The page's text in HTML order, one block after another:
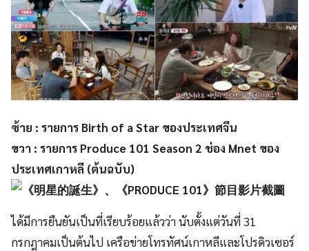
ซ้าย : รายการ Birth of a Star ของประเทศจีน
ขวา : รายการ Produce 101 Season 2 ช่อง Mnet ของ
ประเทศเกาหลี (ต้นฉบับ)
ได้มีการยืนยันเป็นที่เรียบร้อยแล้วว่า นับตั้งแต่วันที่ 31
กรกฎาคมเป็นต้นไป เครือข่ายโทรทัศน์เกาหลีและโปรดิวเซอร์